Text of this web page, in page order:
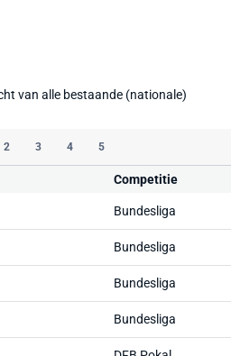
van alle bestaande (nationale)
2 3 4 5
Competitie
Bundesliga
Bundesliga
Bundesliga
Bundesliga